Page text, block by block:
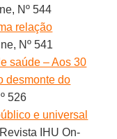
Nº 544
relação
Nº 541
saúde – Aos 30
desmonte do
526
e universal
IHU On-